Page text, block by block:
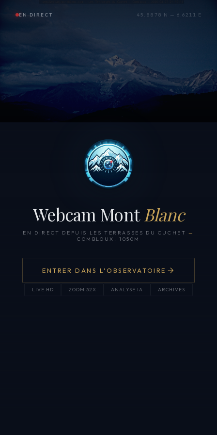
EN DIRECT 45.8878 N — 6.6211 E
Webcam Mont Blanc
EN DIRECT DEPUIS LES TERRASSES DU CUCHET —
COMBLOUX, 1050M
ENTRER DANS L'OBSERVATOIRE
LIVE HD ZOOM 32X ANALYSE IA ARCHIVES